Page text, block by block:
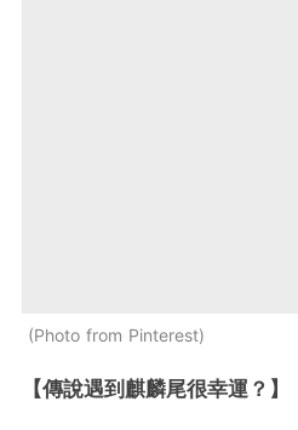
Photo from Pinterest
【傳說遇到麒麟尾很幸運？】